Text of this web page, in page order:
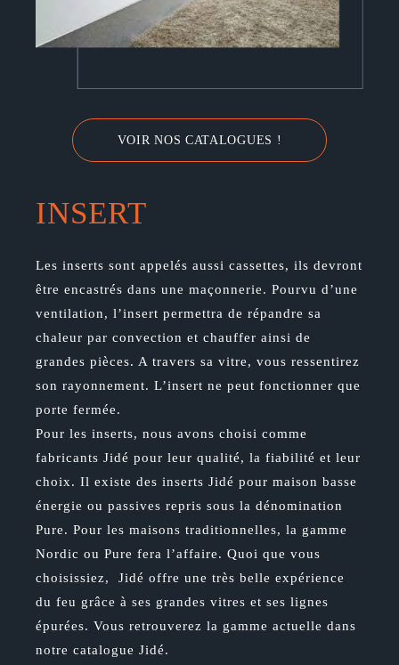
VOIR NOS CATALOGUES !
INSERT
Les inserts sont appelés aussi cassettes, ils devront
être encastrés dans une maçonnerie. Pourvu d’une
ventilation, l’insert permettra de répandre sa
chaleur par convection et chauffer ainsi de
grandes pièces. A travers sa vitre, vous ressentirez
son rayonnement. L’insert ne peut fonctionner que
porte fermée.
Pour les inserts, nous avons choisi comme
fabricants Jidé pour leur qualité, la fiabilité et leur
choix. Il existe des inserts Jidé pour maison basse
énergie ou passives repris sous la dénomination
Pure. Pour les maisons traditionnelles, la gamme
Nordic ou Pure fera l’affaire. Quoi que vous
choisissiez, Jidé offre une très belle expérience
du feu grâce à ses grandes vitres et ses lignes
épurées. Vous retrouverez la gamme actuelle dans
notre catalogue Jidé.